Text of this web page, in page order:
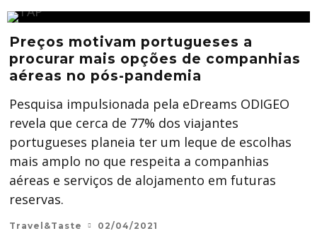
Preços motivam portugueses a
procurar mais opções de companhias
aéreas no pós-pandemia
Pesquisa impulsionada pela eDreams ODIGEO
revela que cerca de 77% dos viajantes
portugueses planeia ter um leque de escolhas
mais amplo no que respeita a companhias
aéreas e serviços de alojamento em futuras
reservas.
Travel&Taste 02/04/2021